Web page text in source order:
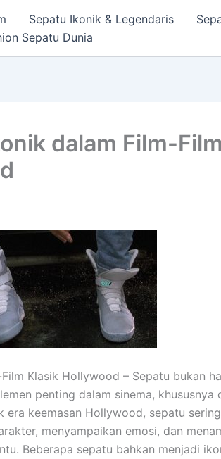
Sepatu Ikonik & Legendaris
Sepatu Dunia
dalam Film-Film
Klasik Hollywood – Sepatu bukan
penting dalam sinema, khususnya
keemasan Hollywood, sepatu sering
menyampaikan emosi, dan
Beberapa sepatu bahkan menjadi